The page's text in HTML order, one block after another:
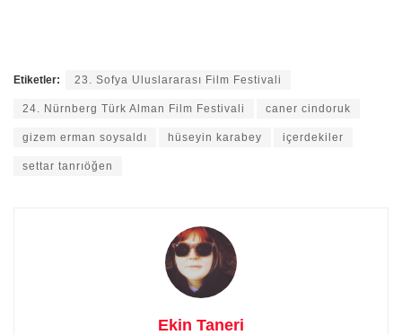
Etiketler: 23. Sofya Uluslararası Film Festivali
24. Nürnberg Türk Alman Film Festivali caner cindoruk
gizem erman soysaldı hüseyin karabey içerdekiler
settar tanrıöğen
Ekin Taneri